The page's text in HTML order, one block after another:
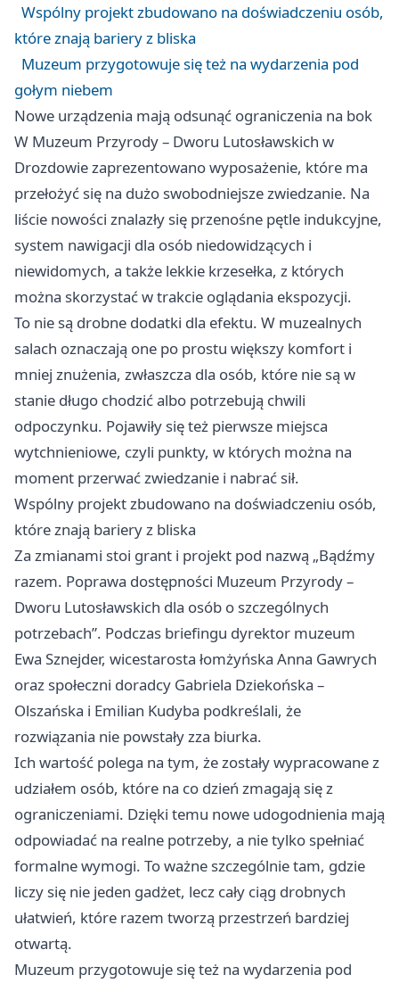
Wspólny projekt zbudowano na doświadczeniu osób,
które znają bariery z bliska
Muzeum przygotowuje się też na wydarzenia pod
gołym niebem
Nowe urządzenia mają odsunąć ograniczenia na bok
W Muzeum Przyrody – Dworu Lutosławskich w
Drozdowie zaprezentowano wyposażenie, które ma
przełożyć się na dużo swobodniejsze zwiedzanie. Na
liście nowości znalazły się przenośne pętle indukcyjne,
system nawigacji dla osób niedowidzących i
niewidomych, a także lekkie krzesełka, z których
można skorzystać w trakcie oglądania ekspozycji.
To nie są drobne dodatki dla efektu. W muzealnych
salach oznaczają one po prostu większy komfort i
mniej znużenia, zwłaszcza dla osób, które nie są w
stanie długo chodzić albo potrzebują chwili
odpoczynku. Pojawiły się też pierwsze miejsca
wytchnieniowe, czyli punkty, w których można na
moment przerwać zwiedzanie i nabrać sił.
Wspólny projekt zbudowano na doświadczeniu osób,
które znają bariery z bliska
Za zmianami stoi grant i projekt pod nazwą „Bądźmy
razem. Poprawa dostępności Muzeum Przyrody –
Dworu Lutosławskich dla osób o szczególnych
potrzebach”. Podczas briefingu dyrektor muzeum
Ewa Sznejder, wicestarosta łomżyńska Anna Gawrych
oraz społeczni doradcy Gabriela Dziekońska –
Olszańska i Emilian Kudyba podkreślali, że
rozwiązania nie powstały zza biurka.
Ich wartość polega na tym, że zostały wypracowane z
udziałem osób, które na co dzień zmagają się z
ograniczeniami. Dzięki temu nowe udogodnienia mają
odpowiadać na realne potrzeby, a nie tylko spełniać
formalne wymogi. To ważne szczególnie tam, gdzie
liczy się nie jeden gadżet, lecz cały ciąg drobnych
ułatwień, które razem tworzą przestrzeń bardziej
otwartą.
Muzeum przygotowuje się też na wydarzenia pod